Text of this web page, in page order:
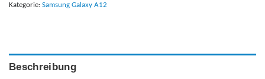
Kategorie: Samsung Galaxy A12
Beschreibung